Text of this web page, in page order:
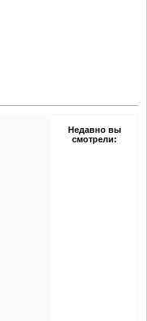
Недавно вы
смотрели: